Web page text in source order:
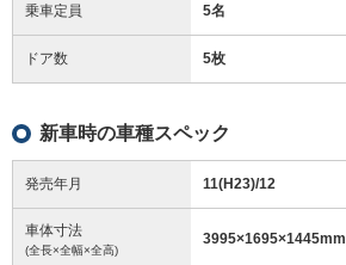
乗車定員 5名
ドア数 5枚
新車時の車種スペック
発売年月 11(H23)/12
車体寸法
(全長×全幅×全高)
3995×1695×1445mm